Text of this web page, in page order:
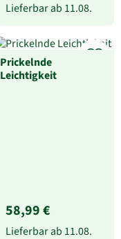
Lieferbar ab 11.08.
Prickelnde
Leichtigkeit
58,99 €
Lieferbar ab 11.08.